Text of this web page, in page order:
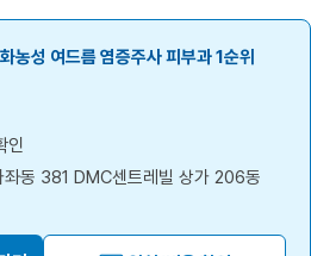
농성 여드름 염증주사 피부과 1순위
인
좌동 381 DMC센트레빌 상가 206동